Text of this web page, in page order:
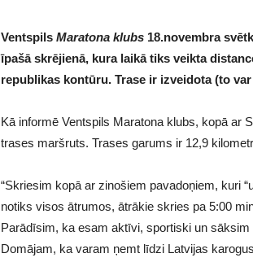
Ventspils Maratona klubs 18.novembra
īpašā skrējienā, kura laikā tiks veikta
republikas kontūru. Trase ir izveidota (to
Kā informē Ventspils Maratona klubs, kopā ar
trases maršruts. Trases garums ir 12,9
“Skriesim kopā ar zinošiem pavadoņiem, kuri
notiks visos ātrumos, ātrākie skries pa 5:00
Parādīsim, ka esam aktīvi, sportiski un
Domājam, ka varam ņemt līdzi Latvijas